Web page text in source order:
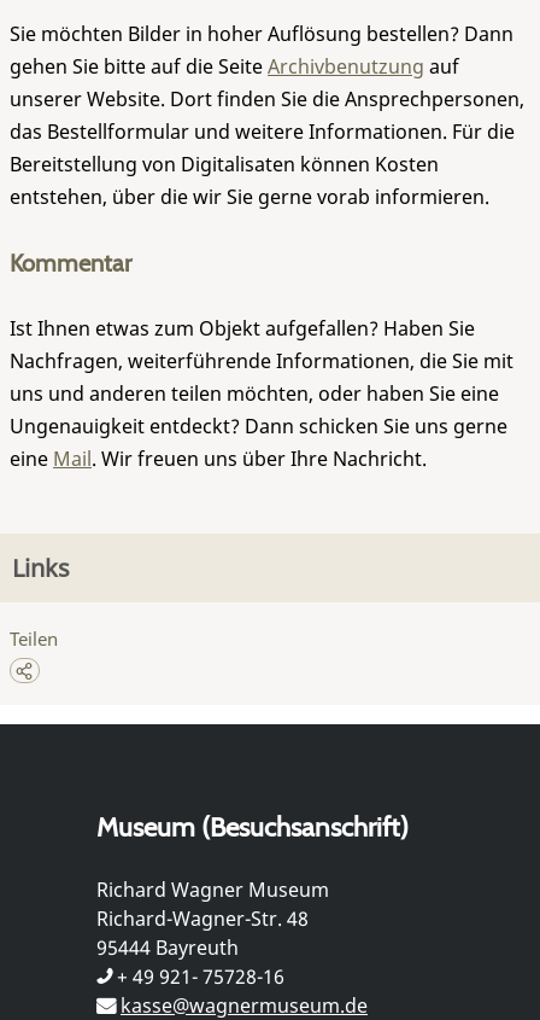
Sie möchten Bilder in hoher Auflösung bestellen? Dann
gehen Sie bitte auf die SeiteArchivbenutzung auf
unserer Website. Dort finden Sie die Ansprechpersonen,
das Bestellformular und weitere Informationen. Für die
Bereitstellung von Digitalisaten können Kosten
entstehen, über die wir Sie gerne vorab informieren.
Kommentar
Ist Ihnen etwas zum Objekt aufgefallen? Haben Sie
Nachfragen, weiterführende Informationen, die Sie mit
uns und anderen teilen möchten, oder haben Sie eine
Ungenauigkeit entdeckt? Dann schicken Sie uns gerne
eine Mail. Wir freuen uns über Ihre Nachricht.
Links
Teilen
Museum (Besuchsanschrift)
Richard Wagner Museum
Richard-Wagner-Str. 48
95444 Bayreuth
+ 49 921- 75728-16
kasse@wagnermuseum.de